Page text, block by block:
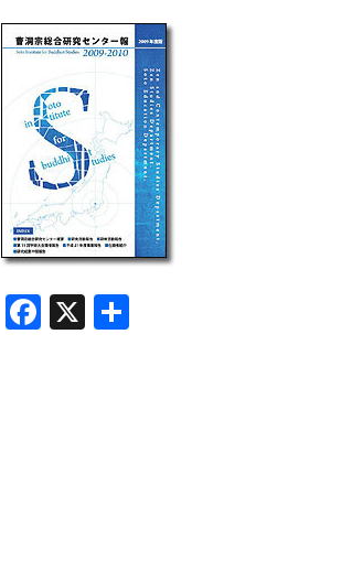
F
a
X